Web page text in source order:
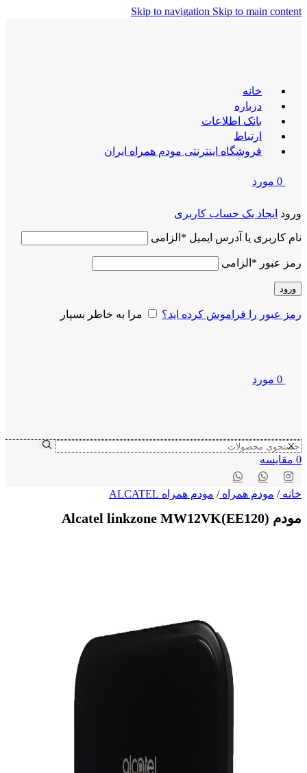
Skip to navigation Skip to main content
خانه
درباره
بانک اطلاعات
ارتباط
فروشگاه اینترنتی مودم همراه ایران
0 مورد
ورود ایجاد یک حساب کاربری
نام کاربری یا آدرس ایمیل * الزامی
رمز عبور * الزامی
ورود
رمز عبور را فراموش کرده اید؟ مرا به خاطر بسپار
0 مورد
0 مقايسه
خانه/ مودم همراه/ مودم همراه ALCATEL
مودم Alcatel linkzone MW12VK(EE120)